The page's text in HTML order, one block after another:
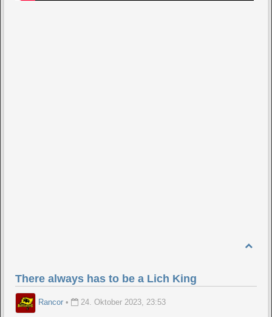
There always has to be a Lich King
Rancor • 24. Oktober 2023, 23:53